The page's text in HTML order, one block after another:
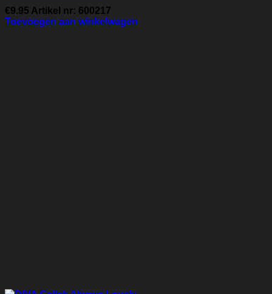
€9.95 Artikel nr: 600217
Toevoegen aan winkelwagen